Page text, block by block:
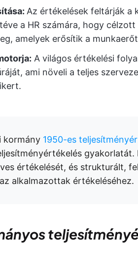
Az értékelések feltárják a
a HR számára, hogy
amelyek erősítik a
A világos értékelési
ami növeli a teljes
kormány 1950-es
gyakorlatát.
értékelését, és strukturált,
alkalmazottak értékeléséhez.